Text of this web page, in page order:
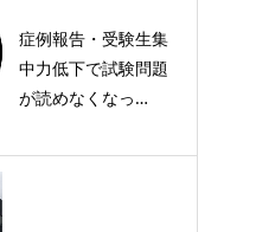
症例報告・受験生集
中力低下で試験問題
が読めなくなっ…